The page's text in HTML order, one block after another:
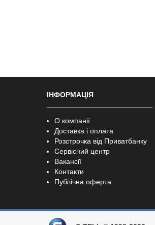
ІНФОРМАЦІЯ
О компанії
Доставка і оплата
Розстрочка від Приватбанку
Сервісний центр
Вакансії
Контакти
Публічна оферта